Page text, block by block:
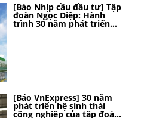
[Báo Nhịp cầu đầu tư] Tập
đoàn Ngọc Diệp: Hành
trình 30 năm phát triển
bền vững, kiến tạo vị thế
[Báo VnExpress] 30 năm
phát triển hệ sinh thái
công nghiệp của tập đoàn